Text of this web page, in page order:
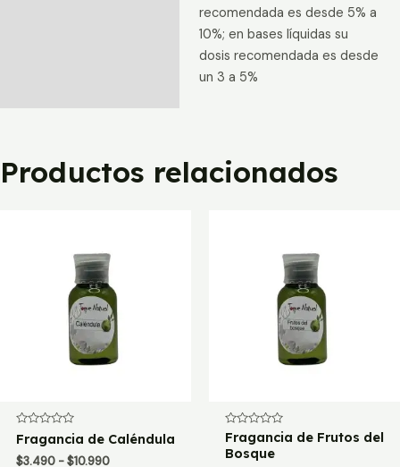
recomendada es desde 5% a
10%; en bases líquidas su
dosis recomendada es desde
un 3 a 5%
Productos relacionados
Valorado
con
0
Fragancia de Caléndula
$3.490 - $10.990Rango
Valorado
con
0
Fragancia de Frutos del
Bosque